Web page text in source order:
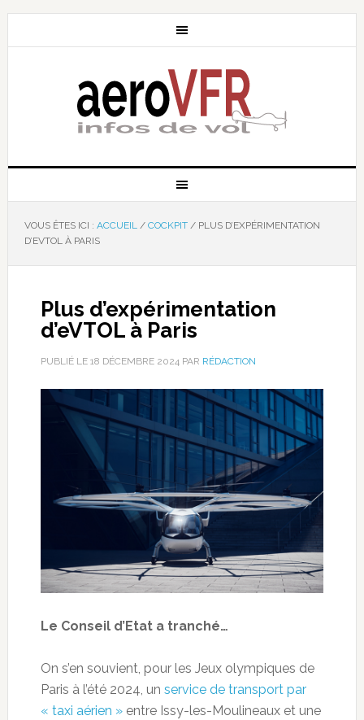
VOUS ÊTES ICI : ACCUEIL / COCKPIT /PLUS D’EXPÉRIMENTATION
D’EVTOL À PARIS
Plus d’expérimentation
d’eVTOL à Paris
PUBLIÉ LE 18 DÉCEMBRE 2024PAR RÉDACTION
Le Conseil d’Etat a tranché…
On s’en souvient, pour les Jeux olympiques de
Paris à l’été 2024, un service de transport par
« taxi aérien »entre Issy-les-Moulineaux et une